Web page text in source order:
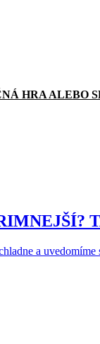
HRA ALEBO
a uvedomíme